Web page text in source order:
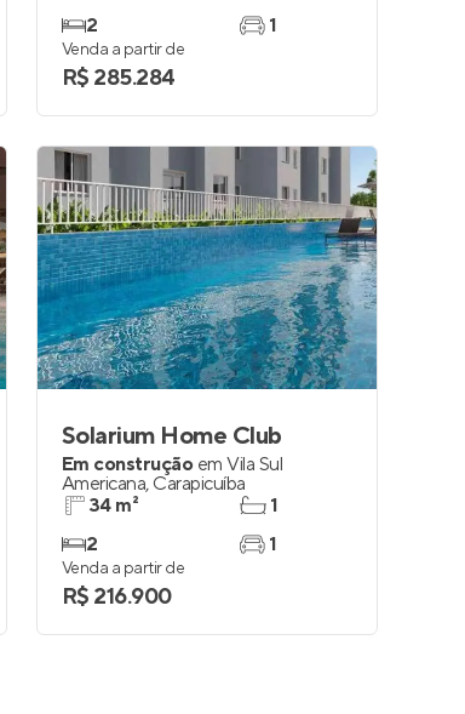
2
1
Venda a partir de
R$ 285.284
Solarium Home Club
Em construção em Vila Sul
Americana, Carapicuíba
34 m²
2
1
1
Venda a partir de
R$ 216.900